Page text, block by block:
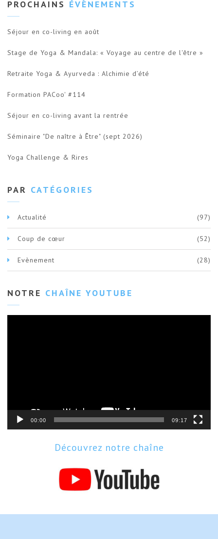
PROCHAINS ÉVÈNEMENTS
Séjour en co-living en août
Stage de Yoga & Mandala: « Voyage au centre de l'être »
Retraite Yoga & Ayurveda : Alchimie d’été
Formation PACoo' #114
Séjour en co-living avant la rentrée
Séminaire "De naître à Être" (sept 2026)
Yoga Challenge & Rires
PAR CATÉGORIES
Actualité (97)
Coup de cœur (52)
Evènement (28)
NOTRE CHAÎNE YOUTUBE
00:00 09:17
Découvrez notre chaîne